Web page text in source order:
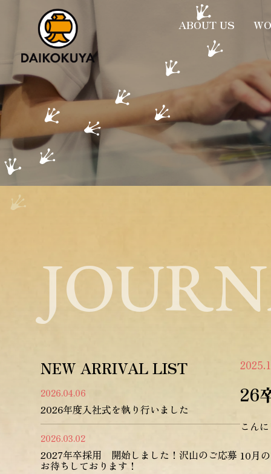
ABOUT US
26
こん
10月
NEW ARRIVAL LIST
2026.04.06
2026年度入社式を執り行いました
2026.03.02
2027年卒採用 開始しました！沢山のご応募
お待ちしております！